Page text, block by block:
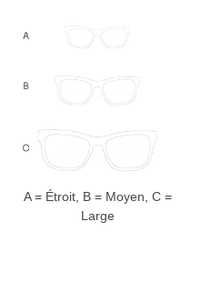
A = Étroit, B = Moyen, C =
Large